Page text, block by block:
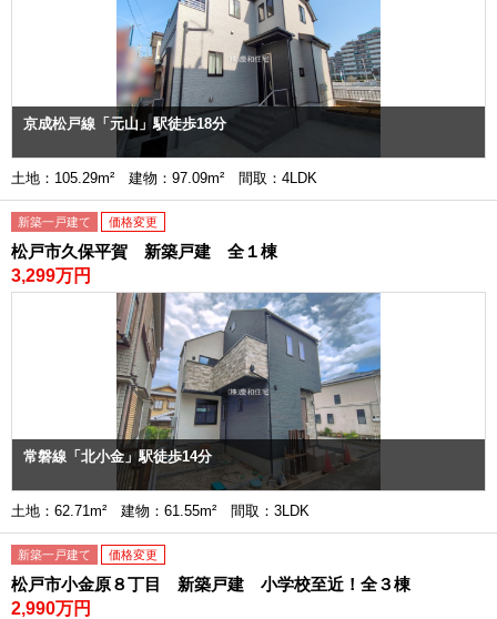
京成松戸線「元山」駅徒歩18分
土地：105.29m² 建物：97.09m² 間取：4LDK
新築一戸建て 価格変更
松戸市久保平賀 新築戸建 全１棟
3,299万円
常磐線「北小金」駅徒歩14分
土地：62.71m² 建物：61.55m² 間取：3LDK
新築一戸建て 価格変更
松戸市小金原８丁目 新築戸建 小学校至近！全３棟
2,990万円